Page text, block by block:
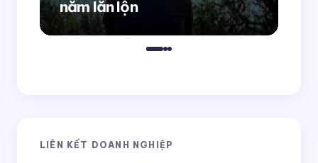
năm lăn lộn
LIÊN KẾT DOANH NGHIỆP